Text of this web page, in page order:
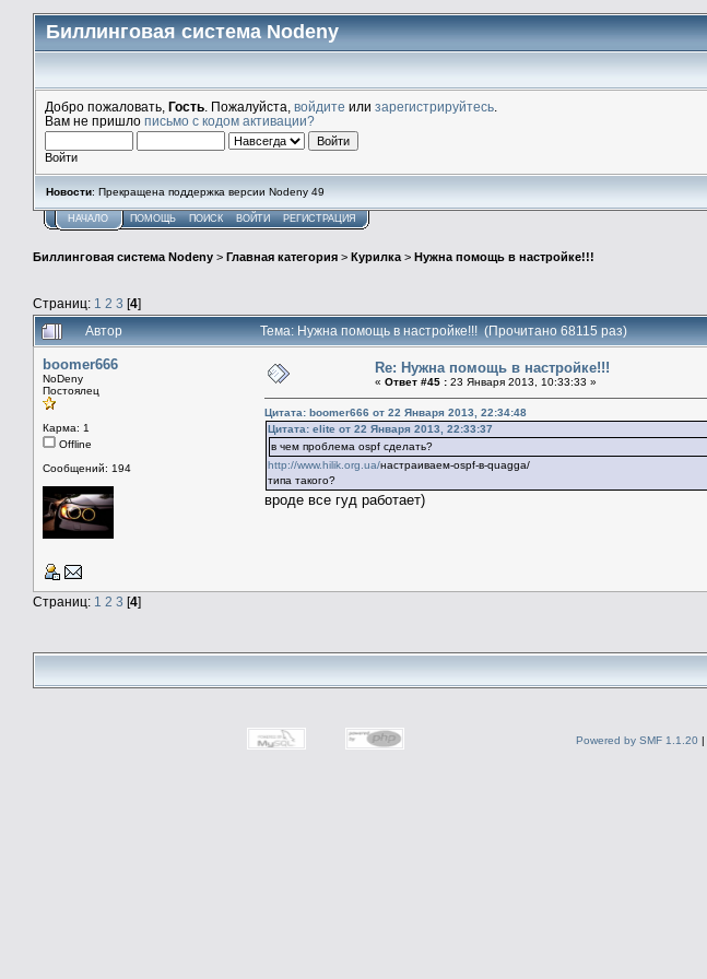
Биллинговая система Nodeny
Добро пожаловать, Гость . Пожалуйста, войдите или зарегистрируйтесь
Вам не пришло письмо с кодом активации?
Войти
Новости: Прекращена поддержка версии Nodeny 49
НАЧАЛО ПОМОЩЬ ПОИСК ВОЙТИ РЕГИСТРАЦИЯ
Биллинговая система Nodeny > Главная категория > Курилка > Нужна помощь в настройке!!!
Страниц: 1 2 3 [4]
Автор Тема: Нужна помощь в настройке!!! (Прочитано 68115 раз)
boomer666
NoDeny
Постоялец
Карма: 1
Offline
Сообщений: 194
Re: Нужна помощь в настройке!!!
« Ответ #45 : 23 Января 2013, 10:33:33 »
Цитата: boomer666 от 22 Января 2013, 22:34:48
Цитата: elite от 22 Января 2013, 22:33:37
в чем проблема ospf сделать?
http://www.hilik.org.ua/настраиваем-ospf-в-quagga/
типа такого?
вроде все гуд работает)
Страниц: 1 2 3 [4]
Powered by SMF 1.1.20 |